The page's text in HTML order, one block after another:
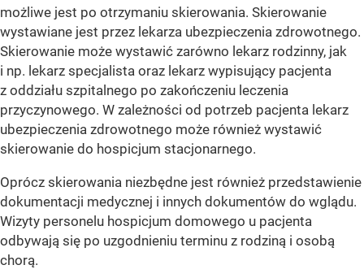
możliwe jest po otrzymaniu skierowania. Skierowanie
wystawiane jest przez lekarza ubezpieczenia zdrowotnego.
Skierowanie może wystawić zarówno lekarz rodzinny, jak
i np. lekarz specjalista oraz lekarz wypisujący pacjenta
z oddziału szpitalnego po zakończeniu leczenia
przyczynowego. W zależności od potrzeb pacjenta lekarz
ubezpieczenia zdrowotnego może również wystawić
skierowanie do hospicjum stacjonarnego.
Oprócz skierowania niezbędne jest również przedstawienie
dokumentacji medycznej i innych dokumentów do wglądu.
Wizyty personelu hospicjum domowego u pacjenta
odbywają się po uzgodnieniu terminu z rodziną i osobą
chorą.